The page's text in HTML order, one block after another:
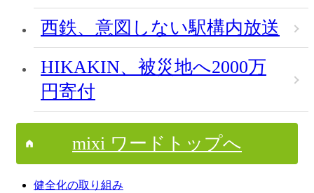
西鉄、意図しない駅構内放送
HIKAKIN、被災地へ2000万
円寄付
mixi ワードトップへ
健全化の取り組み